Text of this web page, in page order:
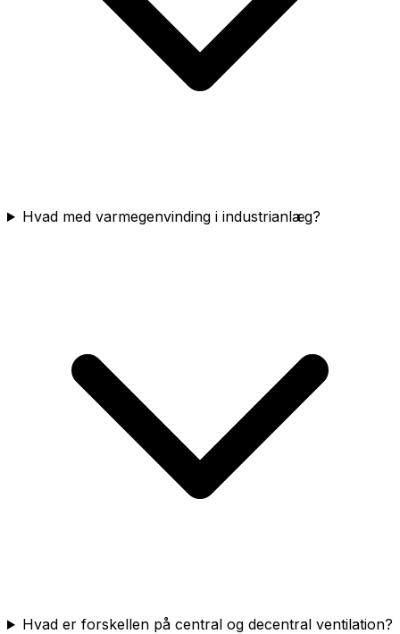
Hvad med varmegenvinding i industrianlæg?
Hvad er forskellen på central og decentral ventilation?